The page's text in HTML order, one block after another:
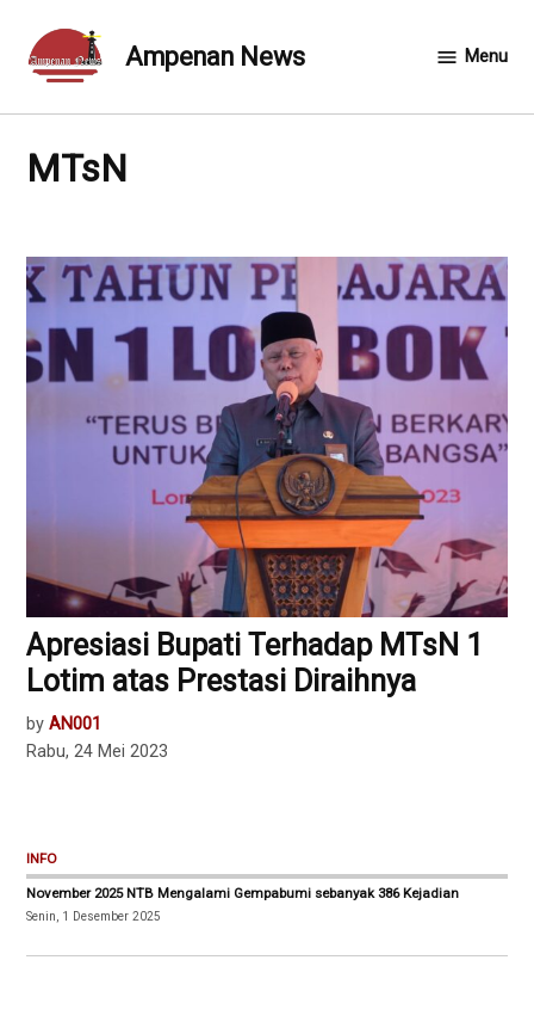
content
Ampenan News Menu
MTsN
Apresiasi Bupati Terhadap MTsN 1
Lotim atas Prestasi Diraihnya
by AN001
Rabu, 24 Mei 2023
INFO
November 2025 NTB Mengalami Gempabumi sebanyak 386 Kejadian
Senin, 1 Desember 2025